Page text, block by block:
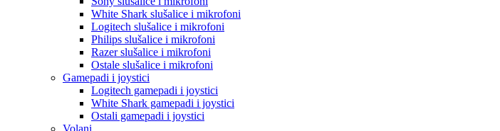
White Shark slušalice i mikrofoni
Logitech slušalice i mikrofoni
Philips slušalice i mikrofoni
Razer slušalice i mikrofoni
Ostale slušalice i mikrofoni
Gamepadi i joystici
Logitech gamepadi i joystici
White Shark gamepadi i joystici
Ostali gamepadi i joystici
Volani